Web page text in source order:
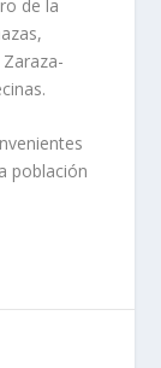
de la
población